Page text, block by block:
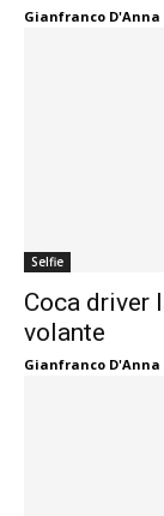
Gianfranco D'Anna
Selfie
Coca driver
volante
Gianfranco D'Anna